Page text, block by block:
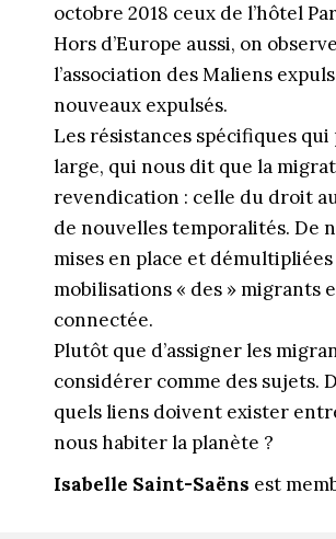
octobre 2018 ceux de l’hôtel
Hors d’Europe aussi, on
l’association des Maliens
nouveaux expulsés.
Les résistances spécifiques
large, qui nous dit que la
revendication : celle du droit
de nouvelles temporalités. De
mises en place et
mobilisations « des » migrants
connectée.
Plutôt que d’assigner les
considérer comme des sujets.
quels liens doivent exister
nous habiter la planète ?
Isabelle Saint-Saëns est